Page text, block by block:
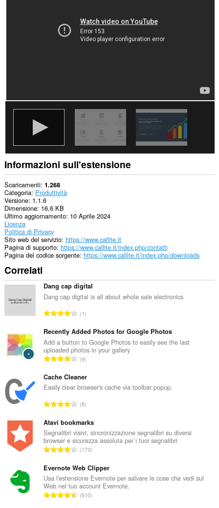
Informazioni sull'estensione
Scaricamenti 1.268
Categoria Produttività
Versione 1.1.6
Dimensione 16,6 KB
Ultimo aggiornamento 10 Aprile 2024
Licenza
Politica di Privacy
Sito web del servizio https://www.callite.it
Pagina di supporto https://www.callite.it/index.php/contatti
Pagina del codice sorgente https://www.callite.it/index.php/downloads
Correlati
Dang cap digital
Dang cap digital is all about whole sale electronics
N
m
e
r
o
o
t
a
e
d
i
g
u
d
i
z
1
Recently Added Photos for Google Photos
Add a button to Google Photos to easily see the last
uploaded photos in your gallery
N
m
e
o
o
t
a
e
d
i
g
9
Cache Cleaner
Easily clear browser's cache via toolbar popup.
N
m
e
r
o
o
t
a
8
Atavi bookmarks
Segnalibri visivi, sincronizzazione segnalibri su diversi
browser e sicurezza assoluta per i tuoi segnalibri
N
m
e
r
o
170
Evernote Web Clipper
Usa l'estensione Evernote per salvare le cose che vedi sul
Web nel tuo account Evernote.
N610